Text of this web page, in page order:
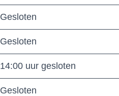
Gesloten
Gesloten
14:00 uur gesloten
Gesloten